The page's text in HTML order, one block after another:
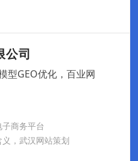
公司
型GEO优化，百业网
商务平台
，武汉网站策划